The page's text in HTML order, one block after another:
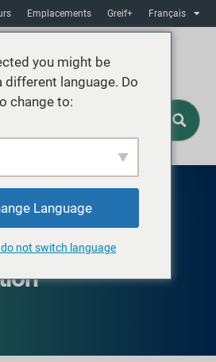
Emplacements Greif+ Français
DANS LE MONDE ENTIER
pour
you might be
different language. Do
change to:
Language
not switch language